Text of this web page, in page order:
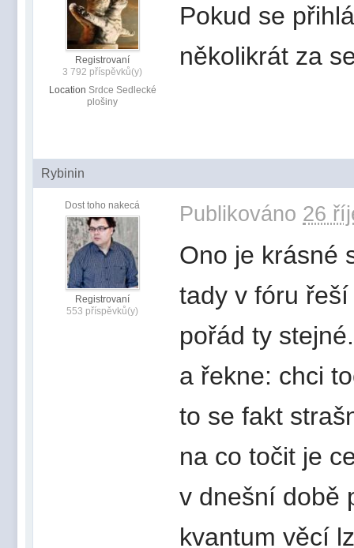
Registrovaní
3 792 příspěvků(y)
Location Srdce Sedlecké
plošiny
Pokud se
několikrát za
Rybinin
Dost toho nakecá
Registrovaní
553 příspěvků(y)
Publikováno 26
Ono je krásné
tady v fóru
pořád ty
a řekne: chci
to se fakt
na co točit je
v dnešní době
kvantum věcí